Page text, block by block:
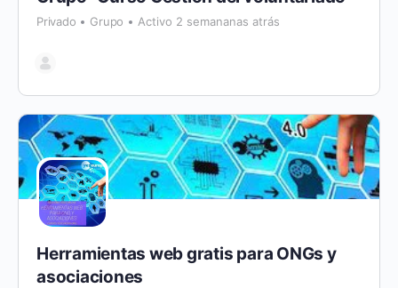
Privado Grupo Activo 2 semananas atrás
Herramientas web gratis para ONGs y
asociaciones